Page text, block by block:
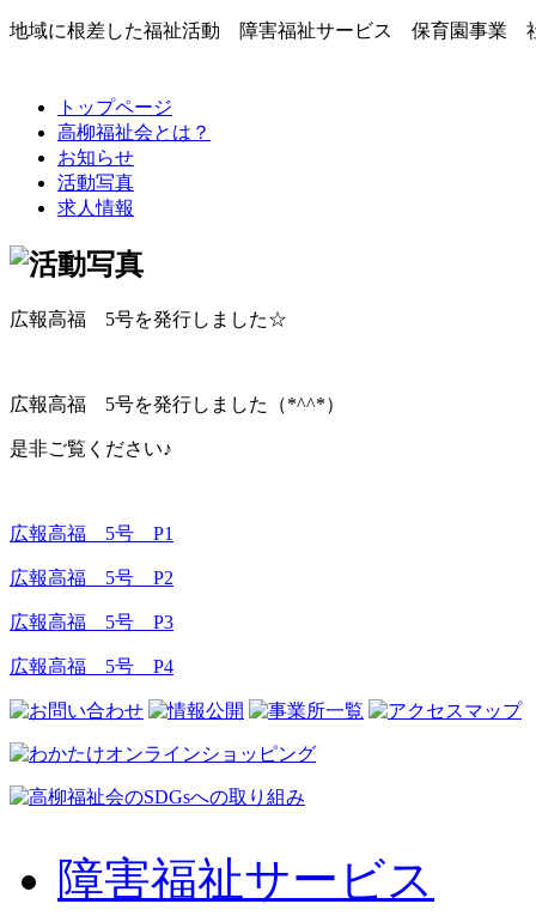
地域に根差した福祉活動 障害福祉サービス 保育園事業
トップページ
高柳福祉会とは？
お知らせ
活動写真
求人情報
広報高福 5号を発行しました☆
広報高福 5号を発行しました（*^^*）
是非ご覧ください♪
広報高福 5号 P1
広報高福 5号 P2
広報高福 5号 P3
広報高福 5号 P4
障害福祉サービス